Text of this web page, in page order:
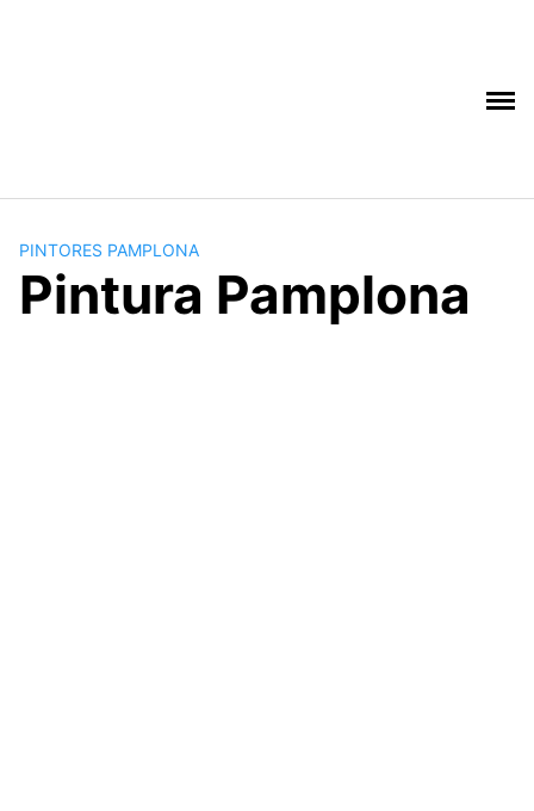
PINTORES PAMPLONA
Pintura Pamplona